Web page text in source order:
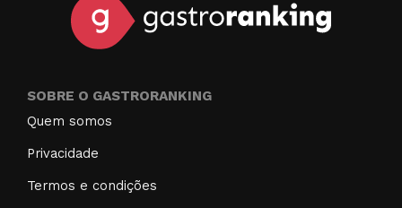
SOBRE O GASTRORANKING
Quem somos
Privacidade
Termos e condições